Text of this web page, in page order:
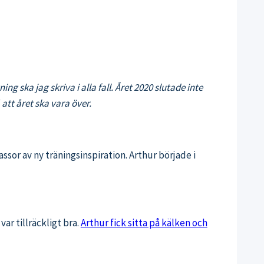
ska jag skriva i alla fall. Året 2020 slutade inte
året ska vara över.
av ny träningsinspiration. Arthur började i
tillräckligt bra.Arthur fick sitta på kälken och